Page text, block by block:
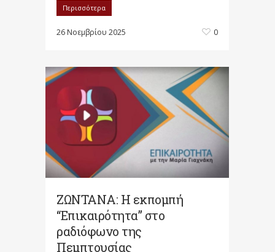
Περισσότερα
26 Νοεμβρίου 2025 0
ΖΩΝΤΑΝΑ: Η εκπομπή
“Επικαιρότητα” στο
ραδιόφωνο της
Πεμπτουσίας